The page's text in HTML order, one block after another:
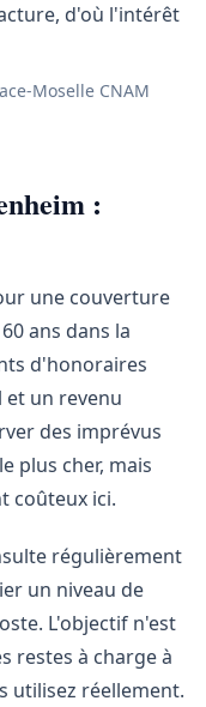
d'où l'intérêt
Moselle CNAM
:
une couverture
ans dans la
d'honoraires
un revenu
des imprévus
plus cher, mais
coûteux ici.
régulièrement
un niveau de
L'objectif n'est
restes à charge à
utilisez réellement.